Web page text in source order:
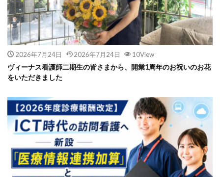
2026年7月24日 2026年7月24日 10View
ヴィーナス看護師二期生の皆さまから、開業1周年のお祝いのお花
をいただきました